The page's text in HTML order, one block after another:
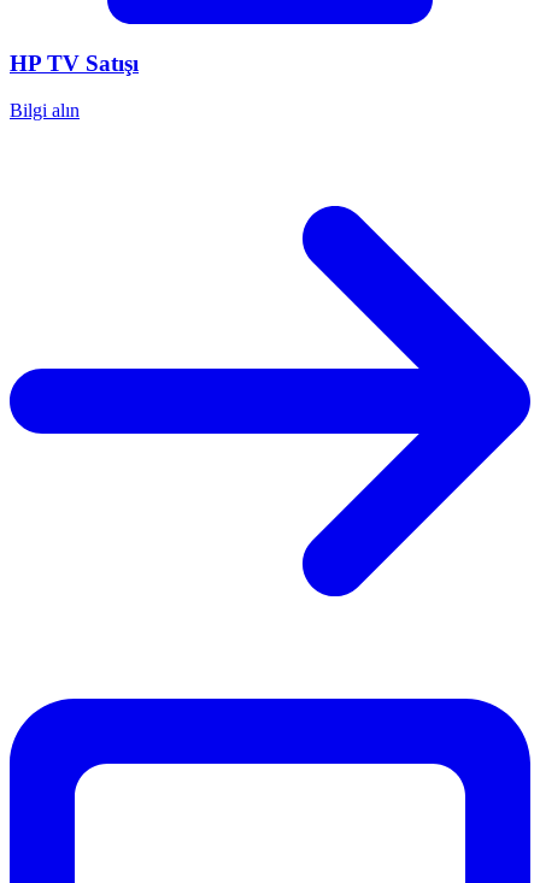
HP TV Satışı
Bilgi alın